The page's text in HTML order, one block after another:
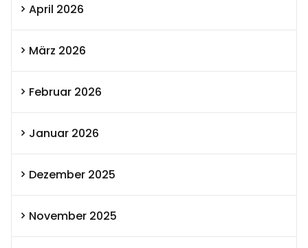
April 2026
März 2026
Februar 2026
Januar 2026
Dezember 2025
November 2025